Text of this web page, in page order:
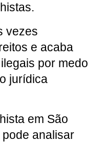
vezes
e acaba
por medo
jurídica
em São
analisar